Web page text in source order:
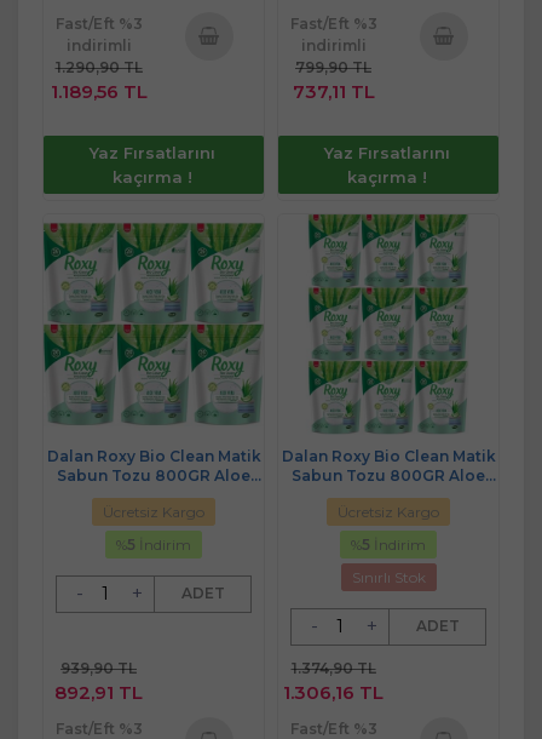
Fast/Eft %3
indirimli
1.290,90 TL
1.189,56 TL
Yaz Fırsatlarını
kaçırma !
Fast/Eft %3
indirimli
799,90 TL
737,11 TL
Yaz Fırsatlarını
kaçırma !
Dalan Roxy Bio Clean Matik
Sabun Tozu 800GR Aloe
Vera (6 Lı Set) (156 Yıkama)
Ücretsiz Kargo
%5 İndirim
- + ADET
939,90 TL
892,91 TL
Fast/Eft %3
Dalan Roxy Bio Clean Matik
Sabun Tozu 800GR Aloe
Vera (9 Lu Set) (234 Yıkama)
Ücretsiz Kargo
%5 İndirim
Sınırlı Stok
- + ADET
1.374,90 TL
1.306,16 TL
Fast/Eft %3